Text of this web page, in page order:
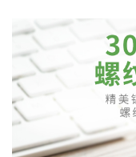
礼
视
频